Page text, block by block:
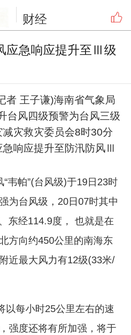
财经
应急响应提升至Ⅲ级
者 王子谦)海南省气象局
台风四级预警为台风三级
灾救灾委员会8时30分
响应提升至防汛防风Ⅲ
帕”(台风级)于19日23时
为台风级，20日07时其中
东经114.9度， 也就是在
方向约450公里的南海东
近最大风力有12级(33米/
每小时25公里左右的速
强度还将有所加强，将于